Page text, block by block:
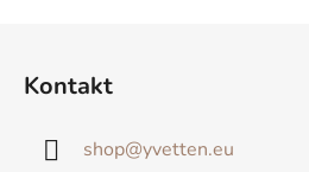
Kontakt
shop@yvetten.eu